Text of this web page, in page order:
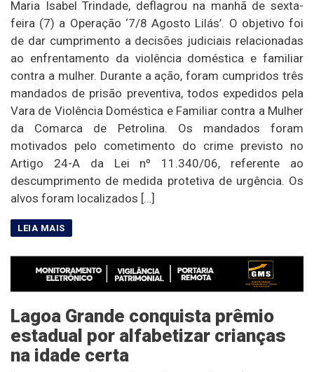
Maria Isabel Trindade, deflagrou na manhã de sexta-
feira (7) a Operação ‘7/8 Agosto Lilás’. O objetivo foi
de dar cumprimento a decisões judiciais relacionadas
ao enfrentamento da violência doméstica e familiar
contra a mulher. Durante a ação, foram cumpridos três
mandados de prisão preventiva, todos expedidos pela
Vara de Violência Doméstica e Familiar contra a Mulher
da Comarca de Petrolina. Os mandados foram
motivados pelo cometimento do crime previsto no
Artigo 24-A da Lei nº 11.340/06, referente ao
descumprimento de medida protetiva de urgência. Os
alvos foram localizados […]
Lagoa Grande conquista prêmio
estadual por alfabetizar crianças
na idade certa